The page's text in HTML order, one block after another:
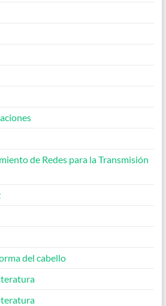
de Redes para la Transmisión
del cabello